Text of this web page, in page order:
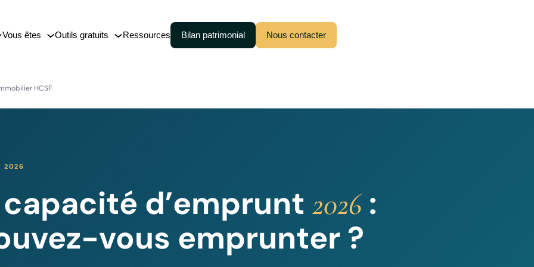
Vous êtes Outils gratuits Ressources Bilan patrimonial Nous contacter
HCSF
2026
d’emprunt 2026:
vous emprunter ?